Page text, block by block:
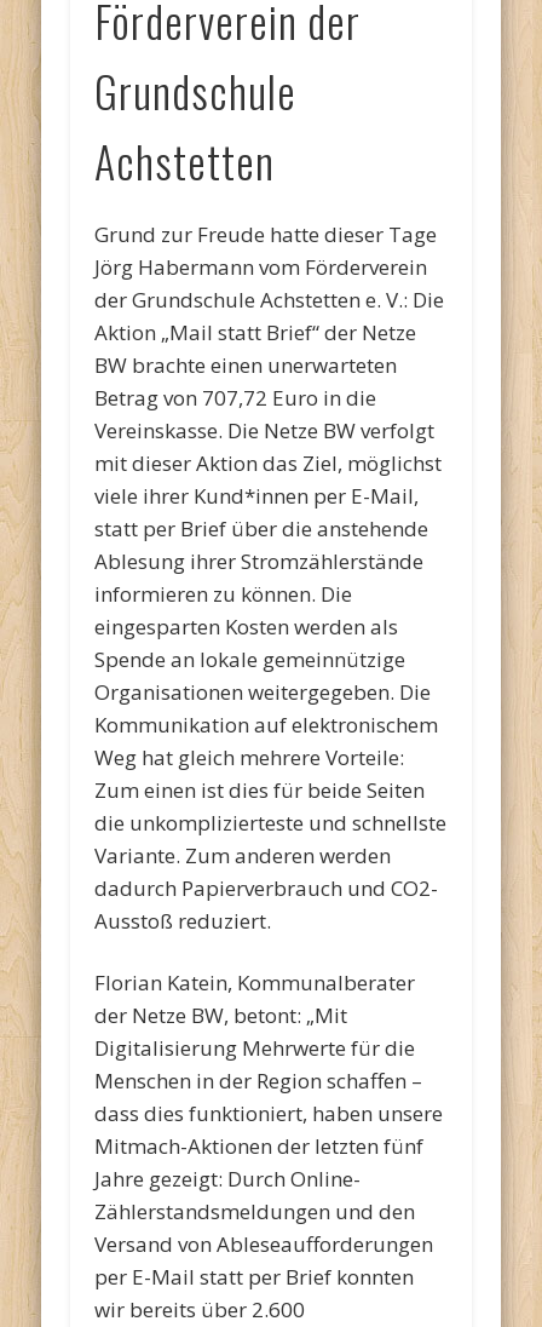
Förderverein der
Grundschule
Achstetten
Grund zur Freude hatte dieser Tage
Jörg Habermann vom Förderverein
der Grundschule Achstetten e. V.: Die
Aktion „Mail statt Brief“ der Netze
BW brachte einen unerwarteten
Betrag von 707,72 Euro in die
Vereinskasse. Die Netze BW verfolgt
mit dieser Aktion das Ziel, möglichst
viele ihrer Kund*innen per E-Mail,
statt per Brief über die anstehende
Ablesung ihrer Stromzählerstände
informieren zu können. Die
eingesparten Kosten werden als
Spende an lokale gemeinnützige
Organisationen weitergegeben. Die
Kommunikation auf elektronischem
Weg hat gleich mehrere Vorteile:
Zum einen ist dies für beide Seiten
die unkomplizierteste und schnellste
Variante. Zum anderen werden
dadurch Papierverbrauch und CO2-
Ausstoß reduziert.
Florian Katein, Kommunalberater
der Netze BW, betont: „Mit
Digitalisierung Mehrwerte für die
Menschen in der Region schaffen –
dass dies funktioniert, haben unsere
Mitmach-Aktionen der letzten fünf
Jahre gezeigt: Durch Online-
Zählerstandsmeldungen und den
Versand von Ableseaufforderungen
per E-Mail statt per Brief konnten
wir bereits über 2.600